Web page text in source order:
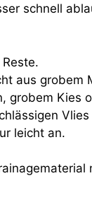
schnell
aus
grobem Kies
leicht an.